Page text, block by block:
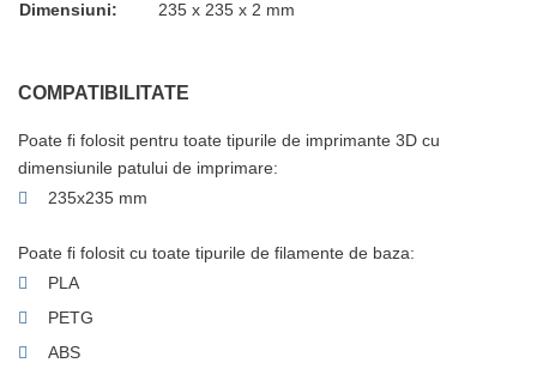
Dimensiuni: 235 x 235 x 2 mm
COMPATIBILITATE
Poate fi folosit pentru toate tipurile de imprimante 3D cu
dimensiunile patului de imprimare:
235x235 mm
Poate fi folosit cu toate tipurile de filamente de baza:
PLA
PETG
ABS